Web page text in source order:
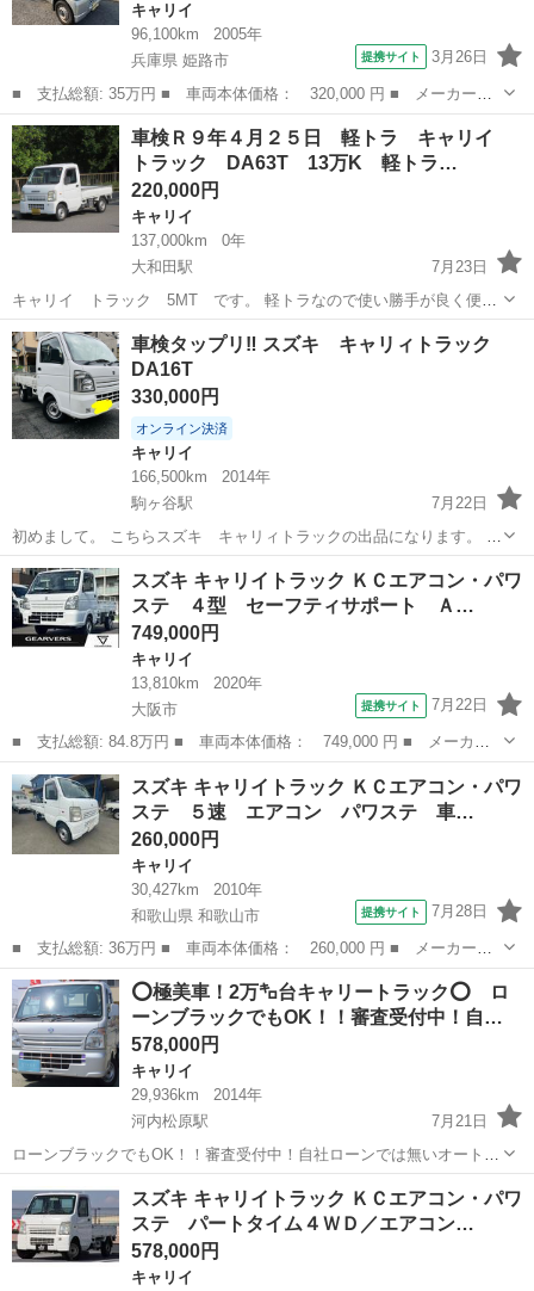
キャリイ
96,100km
2005年
兵庫県 姫路市
提携サイト 3月26日
■ 支払総額: 35万円 ■ 車両本体価格： 320,000 円 ■ メーカー
名： スズキ ■ 車種名： キャリイトラック ■ グレード名：
■ 排気量： 660cc ■ ドア枚数： 2D ■ ミッション： MT5速 ■...
兵庫 姫路市 キャリイ
車検Ｒ９年４月２５日 軽トラ キャリイ
トラック DA63T 13万K 軽トラ…
220,000円
キャリイ
137,000km
0年
大和田駅
7月23日
キャリイ トラック 5MT です。 軽トラなので使い勝手が良く便利
です。 重く大量の荷物を運べます すぐにお仕事に使えます。 まだ13
万キロと軽トラにしては使用歴も大変少なめです。 ...
大阪 門真市 大和田駅 キャリイ 軽トラ
車検タップリ‼︎ スズキ キャリィトラック
DA16T
330,000円
オンライン決済
キャリイ
166,500km
2014年
駒ヶ谷駅
7月22日
初めまして。 こちらスズキ キャリィトラックの出品になります。 車
検もタップリありその日に乗って帰る事も可能です！ 多走行ですが、
スズキの丈夫なR06Aエンジンとなっておりますのでまだまだ活躍して
くれるお車です^ ^ 又、オ...
大阪 羽曳野市 駒ヶ谷駅 キャリイ
スズキ キャリイトラック ＫＣエアコン・パワ
ステ ４型 セーフティサポート Ａ…
749,000円
キャリイ
13,810km
2020年
大阪市
提携サイト 7月22日
■ 支払総額: 84.8万円 ■ 車両本体価格： 749,000 円 ■ メーカー
名： スズキ ■ 車種名： キャリイトラック ■ グレード名： Ｋ
Ｃエアコン・パワステ ４型 セーフティサポート ＡＴ ゲートチ
ェーン デュ...
大阪 大阪市 キャリイ
スズキ キャリイトラック ＫＣエアコン・パワ
ステ ５速 エアコン パワステ 車…
260,000円
キャリイ
30,427km
2010年
和歌山県 和歌山市
提携サイト 7月28日
■ 支払総額: 36万円 ■ 車両本体価格： 260,000 円 ■ メーカー
名： スズキ ■ 車種名： キャリイトラック ■ グレード名： Ｋ
Ｃエアコン・パワステ ５速 エアコン パワステ 車検整備付き
修復歴なし 走行...
和歌山 和歌山市 キャリイ
⭕極美車！2万㌔台キャリートラック⭕ ロ
ーンブラックでもOK！！審査受付中！自…
578,000円
キャリイ
29,936km
2014年
河内松原駅
7月21日
ローンブラックでもOK！！審査受付中！自社ローンでは無いオートロ
ーン！関西のお店ですが全国どこでも遠方納車できます！ 【⭕エブリ
イワゴン PZ ターボ⭕ 】 お買い得です！！決算在庫入れ替
えにつき ⭐⭐車両...
大阪 堺市 河内松原駅 キャリイ
スズキ キャリイトラック ＫＣエアコン・パワ
ステ パートタイム４ＷＤ／エアコン…
578,000円
キャリイ